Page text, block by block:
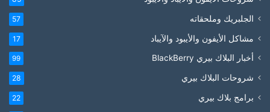
الجلبريك وملحقاته 57
مشاكل الأيفون والأيبود والآيباد 17
أخبار البلاك بيري BlackBerry 99
شروحات البلاك بيري 28
برامج بلاك بيري 22